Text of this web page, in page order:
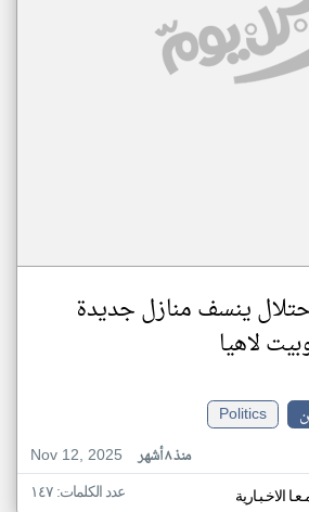
ينسف منازل جديدة
لاهيا
Politics
Nov 12, 2025
منذ ٨ أشهر
الاخـبـارية عدد الكلمات: ١٤٧